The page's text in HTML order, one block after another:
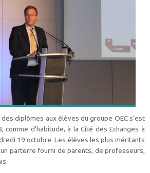
diplômes aux élèves du groupe OEC s’est
d’habitude, à la Cité des Echanges à
19 octobre. Les élèves les plus méritants
parterre fourni de parents, de professeurs,